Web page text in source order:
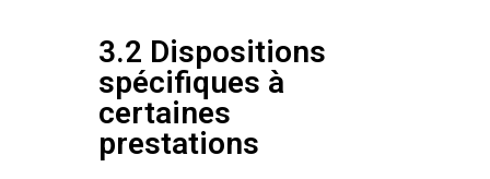
3.2 Dispositions
spécifiques à
certaines
prestations